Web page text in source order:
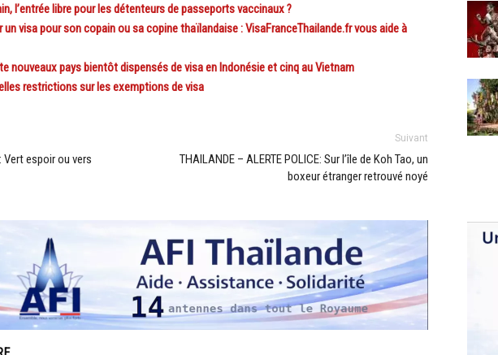
l’entrée libre pour les détenteurs de passeports vaccinaux ?
un visa pour son copain ou sa copine thaïlandaise : VisaFranceThailande.fr vous aide à
nouveaux pays bientôt dispensés de visa en Indonésie et cinq au Vietnam
restrictions sur les exemptions de visa
Vert espoir ou vers
Suivant
THAILANDE – ALERTE POLICE: Sur l’île de Koh Tao, un
boxeur étranger retrouvé noyé